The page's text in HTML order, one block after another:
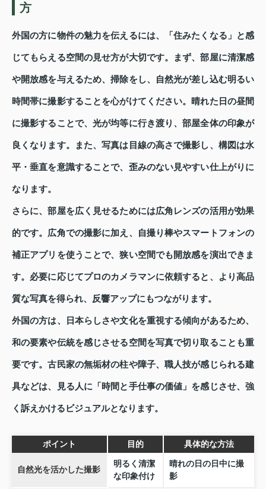
方
外国の方に物件の魅力を伝えるには、「住みたくなる」と感
じてもらえる空間の見せ方が大切です。まず、部屋に清潔感
や開放感を与えるため、掃除をし、自然光が差し込む明るい
時間帯に撮影することを心がけてください。晴れた日の昼間
に撮影することで、光が均等に行き渡り、部屋全体の印象が
良くなります。また、写真は目線の高さで撮影し、構図は水
平・垂直を意識することで、歪みのない見やすい仕上がりに
なります。
さらに、部屋を広く見せるためには広角レンズの活用が効果
的です。広角での撮影に加え、自撮り棒やスマートフォンの
補正アプリを使うことで、狭い空間でも開放感を演出できま
す。必要に応じてプロのカメラマンに依頼すると、より高品
質な写真を得られ、反響アップにもつながります。
外国の方は、日本らしさや文化を重視する傾向があるため、
和の要素や伝統を感じさせる空間を写真で切り取ることも重
要です。古民家の無垢材の柱や障子、職人技が感じられる建
具などは、見る人に「時間と手仕事の価値」を感じさせ、強
く訴えかけるビジュアルとなります。
ポイント 目的 具体的な方法
自然光を活かした撮影
明るく清潔
な印象付け
晴れの日の日中に撮
影